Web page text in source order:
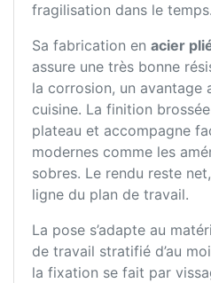
fragilisation dans le temps.
Sa fabrication en acier
assure une très bonne
la corrosion, un avantage
cuisine. La finition
plateau et accompagne
modernes comme les
sobres. Le rendu reste
ligne du plan de travail.
La pose s’adapte au
de travail stratifié d’au
la fixation se fait par